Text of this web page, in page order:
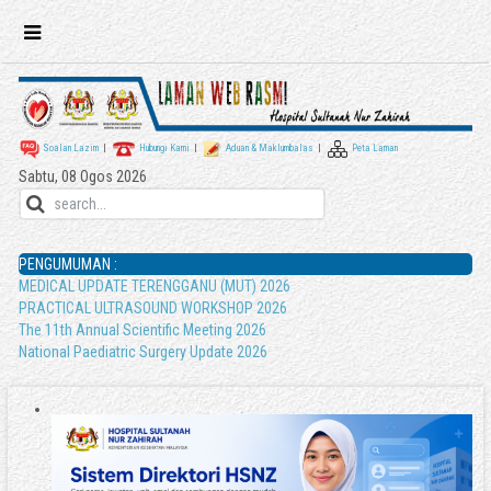
Soalan Lazim Hubungi Kami Aduan & Maklumbalas Peta Laman
Sabtu, 08 Ogos 2026
PENGUMUMAN :
MEDICAL UPDATE TERENGGANU (MUT) 2026
PRACTICAL ULTRASOUND WORKSHOP 2026
The 11th Annual Scientific Meeting 2026
National Paediatric Surgery Update 2026